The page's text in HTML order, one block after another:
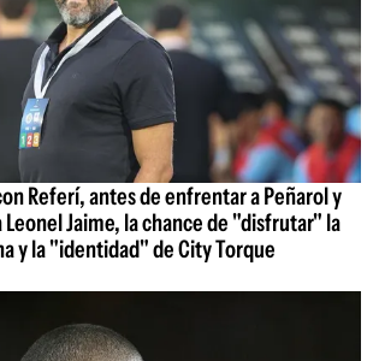
Referí, antes de enfrentar a Peñarol y
Jaime, la chance de "disfrutar" la
y la "identidad" de City Torque